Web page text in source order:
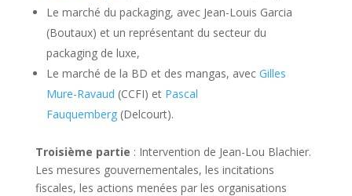
Le marché du packaging, avec Jean-Louis Garcia
(Boutaux) et un représentant du secteur du
packaging de luxe,
Le marché de la BD et des mangas, avec Gilles
Mure-Ravaud (CCFI) et Pascal
Fauquemberg(Delcourt).
Troisième partie : Intervention de Jean-Lou Blachier.
Les mesures gouvernementales, les incitations
fiscales, les actions menées par les organisations